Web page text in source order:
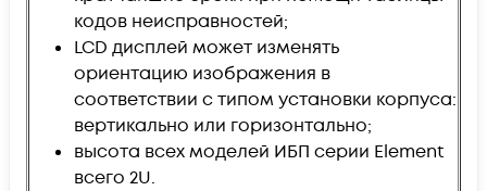
кодов неисправностей;
LCD дисплей может изменять
ориентацию изображения в
соответствии с типом установки корпуса:
вертикально или горизонтально;
высота всех моделей ИБП серии Element
всего 2U.